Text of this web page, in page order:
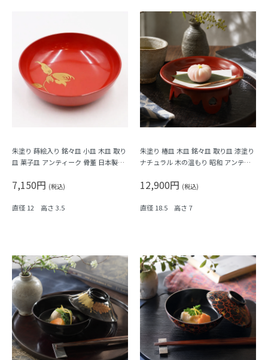
朱塗り 蒔絵入り 銘々皿 小皿 木皿 取り
皿 菓子皿 アンティーク 骨董 日本製
7,150円 (税込)
直径 12 高さ 3.5
朱塗り 椿皿 木皿 銘々皿 取り皿 漆塗り
ナチュラル 木の温もり 昭和 アンティ
12,900円 (税込)
直径 18.5 高さ 7